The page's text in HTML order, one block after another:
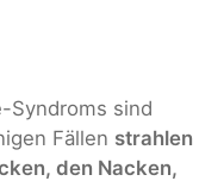
Syndroms sind
Fällen strahlen
den Nacken,